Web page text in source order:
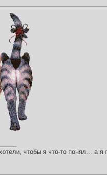
чтобы я что-то понял… а